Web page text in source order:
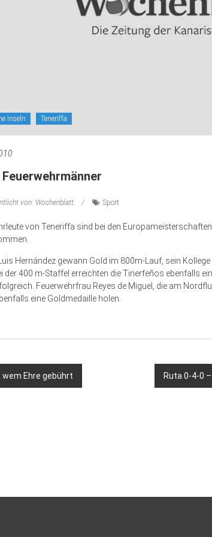
Inseln Teneriffa
von: Wochenblatt Sport
von Teneriffa sind bei den
Hernández gewann Gold im 800m-Lauf, sein
der 400 m-Staffel erreichten die Tinerfeños ebenfalls
Feuerwehrfrau Reyes de Miguel, die am
eine Goldmedaille holen.
wem Ehre gebührt Ruta 0-4-0